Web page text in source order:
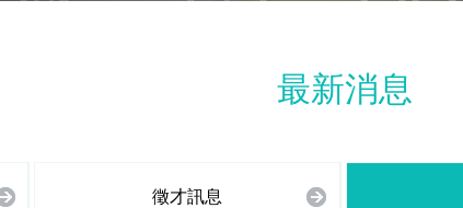
最新消息
徵才訊息